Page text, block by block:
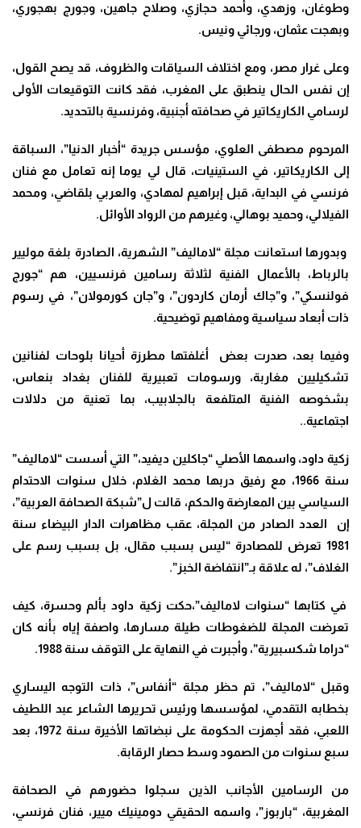
وطوغان، وزهدي، وأحمد حجازي، وصلاح جاهين، وجورج بهجوري،
وبهجت عثمان، ورجائي ونيس.
وعلى غرار مصر، ومع اختلاف السياقات والظروف، قد يصح القول،
إن نفس الحال ينطبق على المغرب، فقد كانت التوقيعات الأولى
لرسامي الكاريكاتير في صحافته أجنبية، وفرنسية بالتحديد.
المرحوم مصطفى العلوي، مؤسس جريدة “أخبار الدنيا”، السباقة
إلى الكاريكاتير، في الستينيات، قال لي يوما إنه تعامل مع فنان
فرنسي في البداية، قبل إبراهيم لمهادي، والعربي بلقاضي، ومحمد
الفيلالي، وحميد بوهالي، وغيرهم من الرواد الأوائل.
وبدورها استعانت مجلة “لاماليف” الشهرية، الصادرة بلغة موليير
بالرباط، بالأعمال الفنية لثلاثة رسامين فرنسيين، هم “جورج
فولنسكي”، و”جاك أرمان كاردون”، و”جان كورمولان”، في رسوم
ذات أبعاد سياسية ومفاهيم توضيحية.
وفيما بعد، صدرت بعض أغلفتها مطرزة أحيانا بلوحات لفنانين
تشكيليين مغاربة، ورسومات تعبيرية للفنان بغداد بنعاس،
بشخوصه الفنية المتلفعة بالجلابيب، بما تعنية من دلالات
اجتماعية..
زكية داود، واسمها الأصلي “جاكلين ديفيد،” التي أسست “لاماليف”
سنة 1966، مع رفيق دربها محمد الغلام، خلال سنوات الاحتدام
السياسي بين المعارضة والحكم، قالت ل”شبكة الصحافة العربية”،
إن العدد الصادر من المجلة، عقب مظاهرات الدار البيضاء سنة
1981 تعرض للمصادرة “ليس بسبب مقال، بل بسبب رسم على
الغلاف”، له علاقة بـ”انتفاضة الخبز”.
في كتابها “سنوات لاماليف”،حكت زكية داود بألم وحسرة، كيف
تعرضت المجلة للضغوطات طيلة مسارها، واصفة إياه بأنه كان
“دراما شكسبيرية”، وأجبرت في النهاية على التوقف سنة 1988.
وقبل “لاماليف”، تم حظر مجلة “أنفاس”، ذات التوجه اليساري
بخطابه التقدمي، لمؤسسها ورئيس تحريرها الشاعر عبد اللطيف
اللعبي، فقد أجهزت الحكومة على نبضاتها الأخيرة سنة 1972، بعد
سبع سنوات من الصمود وسط حصار الرقابة.
من الرسامين الأجانب الذين سجلوا حضورهم في الصحافة
المغربية، “باربوز”، واسمه الحقيقي دومينيك ميير، فنان فرنسي،